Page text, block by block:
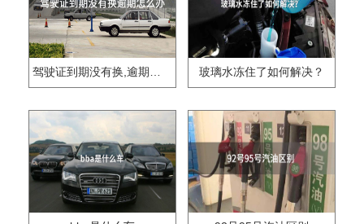
驾驶证到期没有换,逾期怎么办?? 玻璃水冻住了如何解决？